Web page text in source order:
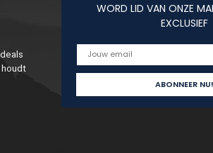
WORD LID VAN ONZE
EXCLUSIEF